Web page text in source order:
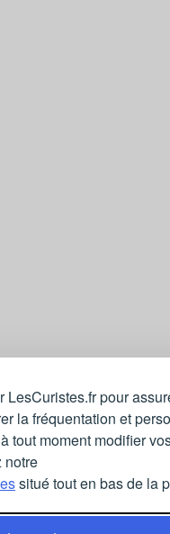
pour
la fréquentation et
tout moment modifier
notre
situé tout en bas de la